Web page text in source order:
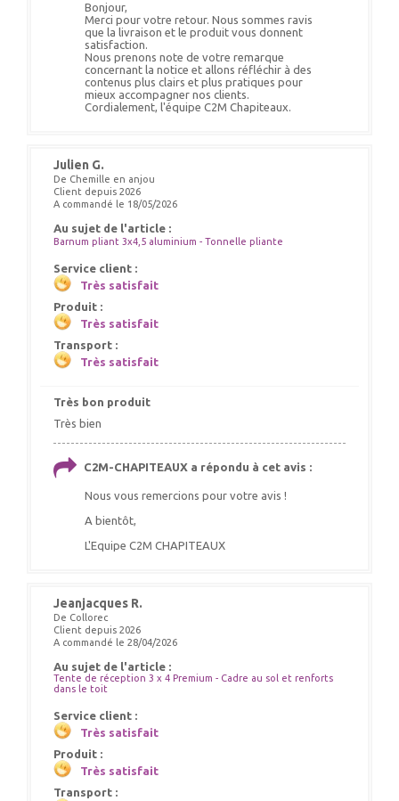
Bonjour,
Merci pour votre retour. Nous sommes ravis
que la livraison et le produit vous donnent
satisfaction.
Nous prenons note de votre remarque
concernant la notice et allons réfléchir à des
contenus plus clairs et plus pratiques pour
mieux accompagner nos clients.
Cordialement, l'équipe C2M Chapiteaux.
Julien G.
De Chemille en anjou
Client depuis 2026
A commandé le 18/05/2026
Au sujet de l'article :
Barnum pliant 3x4,5 aluminium - Tonnelle pliante
Service client :
Très satisfait
Produit :
Très satisfait
Transport :
Très satisfait
Très bon produit
Très bien
C2M-CHAPITEAUX a répondu à cet avis :
Nous vous remercions pour votre avis !
A bientôt,
L'Equipe C2M CHAPITEAUX
Jeanjacques R.
De Collorec
Client depuis 2026
A commandé le 28/04/2026
Au sujet de l'article :
Tente de réception 3 x 4 Premium - Cadre au sol et renforts
dans le toit
Service client :
Très satisfait
Produit :
Très satisfait
Transport :